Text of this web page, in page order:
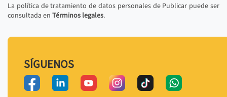
La política de tratamiento de datos personales de Publicar puede ser
consultada en Términos legales.
SÍGUENOS